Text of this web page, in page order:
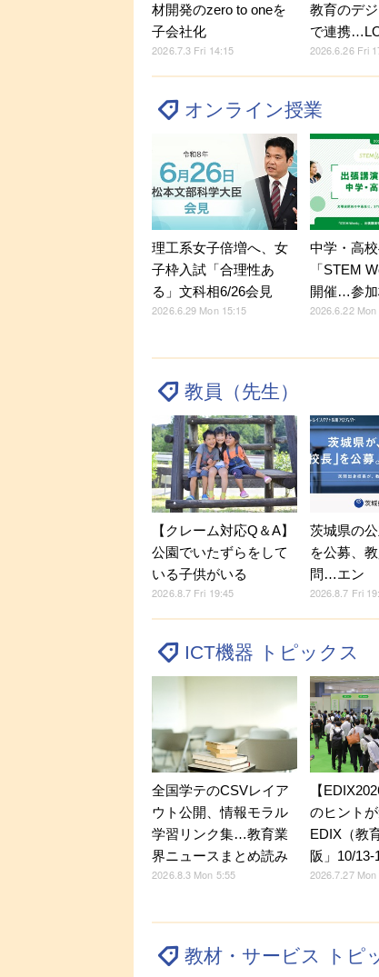
材開発のzero to oneを
子会社化
2026.7.3 Fri 14:15
教育のデ
で連携
2026.6.26 Fri
オンライン授業
理工系女子倍増へ、女
子枠入試「合理性あ
る」文科相6/26会見
2026.6.29 Mon 15:15
中学・高
「STEM
開催…参
2026.6.22
教員（先生）
【クレーム対応Q＆A】
公園でいたずらをして
いる子供がいる
2026.8.7 Fri 19:45
茨城県の
を公募、
問…エン
2026.8.7 Fri
ICT機器 トピックス
全国学テのCSVレイア
ウト公開、情報モラル
学習リンク集…教育業
界ニュースまとめ読み
2026.8.3 Mon 5:55
【
のヒント
EDIX（教
阪」10/13-
2026.7.27
教材・サービス トピ